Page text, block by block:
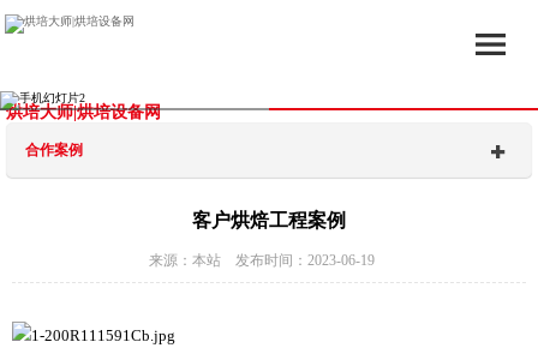
烘培大师|烘培设备网
合作案例
客户烘焙工程案例
来源：本站 发布时间：2023-06-19